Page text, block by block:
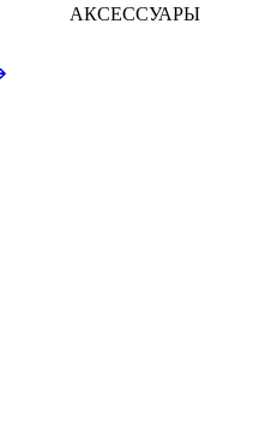
АКСЕССУАРЫ